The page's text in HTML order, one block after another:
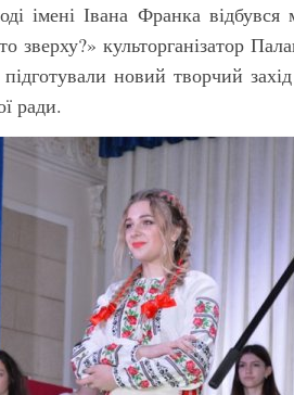
імені Івана Франка відбувся
культорганізатор
підготували новий творчий
ради.